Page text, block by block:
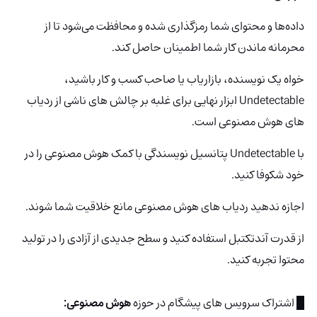
داده‌ها و محتوای شما رمزگذاری شده و محافظت می‌شود تا از
محرمانه ماندن کار شما اطمینان حاصل کند.
خواه یک نویسنده، بازاریاب یا صاحب کسب و کار باشید،
Undetectable ابزار نهایی برای غلبه بر چالش های ناشی از ردیاب
های هوش مصنوعی است.
با Undetectable پتانسیل نویسندگی با کمک هوش مصنوعی را در
خود شکوفا کنید.
اجازه ندهید ردیاب های هوش مصنوعی مانع خلاقیت شما شوند.
از قدرت آندتکتبل استفاده کنید و سطح جدیدی از آزادی را در تولید
محتوا تجربه کنید.
█ اشتراک سرویس های پیشگام در حوزههوش مصنوعی: